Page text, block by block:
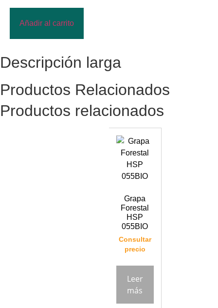
Añadir al carrito
Descripción larga
Productos Relacionados
Productos relacionados
Grapa
Forestal
HSP
055BIO
Consultar
precio
Leer
más